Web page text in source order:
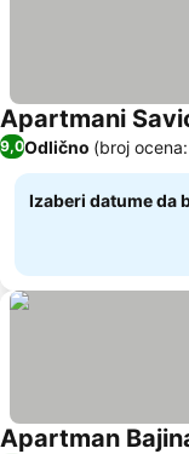
Apartmani
9,0Odlično (broj
Izaberi datume da
Apartman